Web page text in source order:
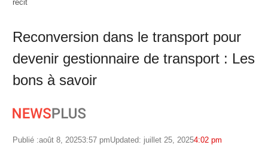
recit
Reconversion dans le transport pour
devenir gestionnaire de transport : Les
bons à savoir
Publié :août 8, 20253:57 pmUpdated: juillet 25, 20254:02 pm